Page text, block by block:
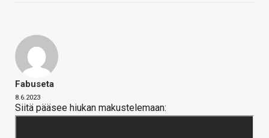
Fabuseta
8.6.2023
Siitä pääsee hiukan makustelemaan: